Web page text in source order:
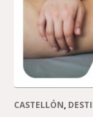
CASTELLÓN,